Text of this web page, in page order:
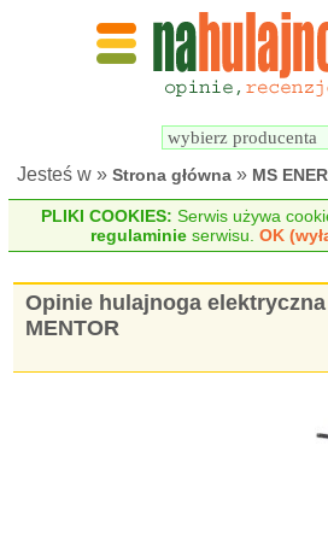
Jesteś w » Strona główna » MS
PLIKI COOKIES: Serwis używa
regulaminie serwisu.OK
Opinie hulajnoga elektryczna
MENTOR